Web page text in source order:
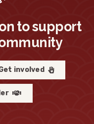
to support
involved